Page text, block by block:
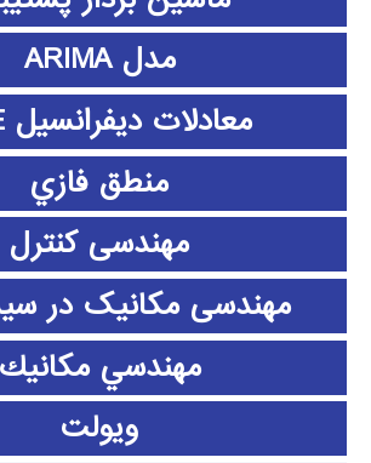
مدل ARIMA
معادلات دیفرانسیل ODE
منطق فازي
مهندسی کنترل
مهندسی مکانیک در
مهندسي مكانيك
ویولت